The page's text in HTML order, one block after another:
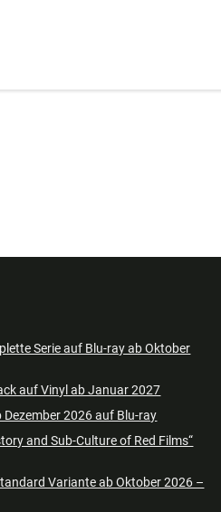
Serie auf Blu-ray ab Oktober
auf Vinyl ab Januar 2027
Dezember 2026 auf Blu-ray
and Sub-Culture of Red Films“
Variante ab Oktober 2026 –